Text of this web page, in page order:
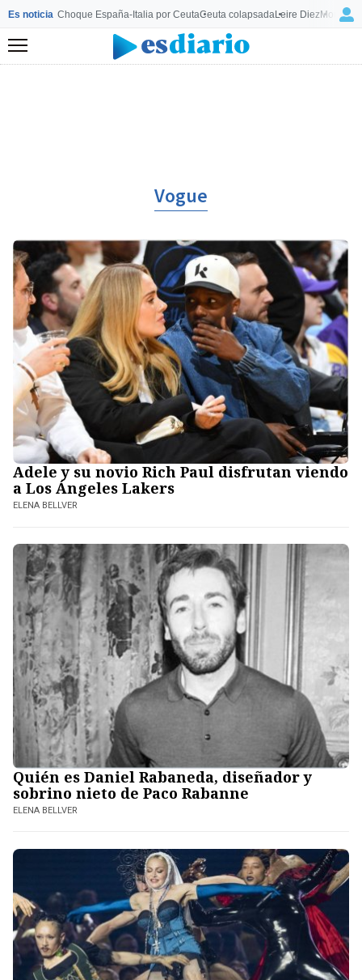
Es noticia Choque España-Italia por CeutaCeuta colapsadaLeire Diez
Menú
Vogue
Adele y su novio Rich Paul disfrutan viendo
a Los Ángeles Lakers
ELENA BELLVER
Quién es Daniel Rabaneda, diseñador y
sobrino nieto de Paco Rabanne
ELENA BELLVER